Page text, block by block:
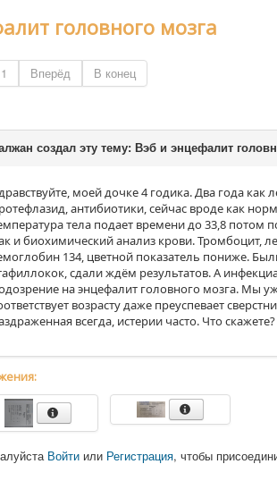
головного мозга
1 Вперёд В конец
создал эту тему: Вэб и энцефалит
моей дочке 4 годика. Два года
антибиотики, сейчас вроде как
тела подает времени до 33,8 потом
и биохимический анализ крови. Тромбоцит,
134, цветной показатель пониже.
сдали ждём результатов. А
на энцефалит головного мозга. Мы
возрасту даже преуспевает
всегда, истерии часто. Что скажете?
Войтиили Регистрация, чтобы